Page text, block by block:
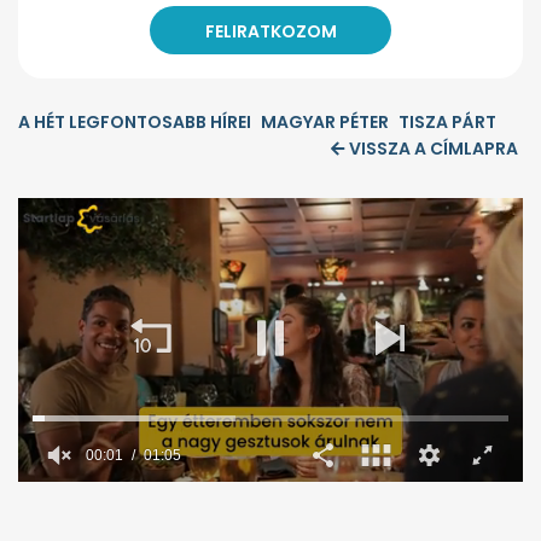
A HÉT LEGFONTOSABB HÍREI MAGYAR PÉTER TISZA PÁRT
VISSZA A CÍMLAPRA
00:02 01:05